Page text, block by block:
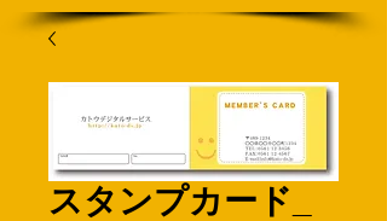
スタンプカード_